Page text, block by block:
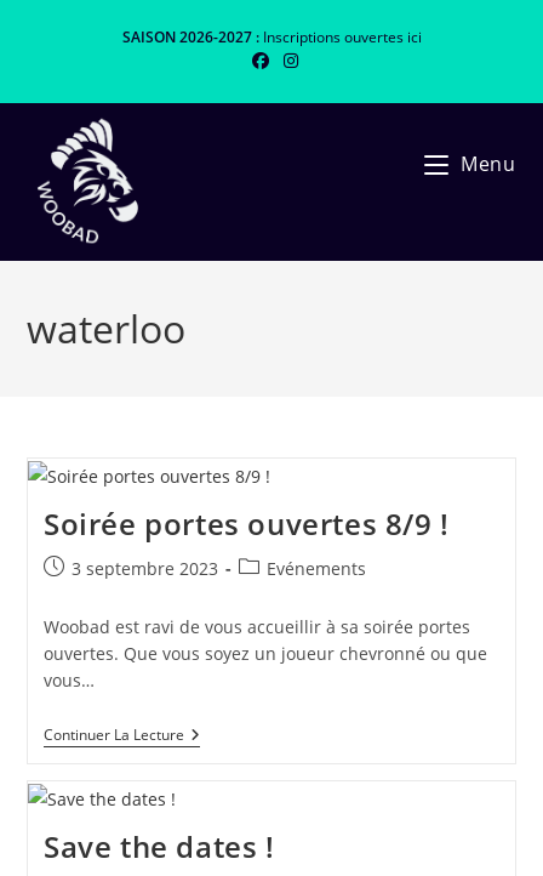
SAISON 2026-2027 :Inscriptions ouvertes ici
Menu
waterloo
Soirée portes ouvertes 8/9 !
Publication
3 septembre 2023
PostEvénements
Woobad est ravi de vous accueillir à sa soirée portes
ouvertes. Que vous soyez un joueur chevronné ou que
vous…
Continuer La LectureSoirée
Portes
Save the dates !